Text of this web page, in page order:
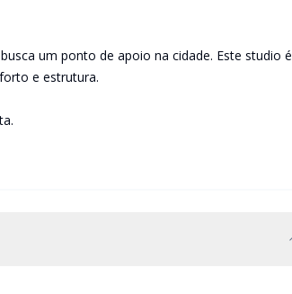
um ponto de apoio na cidade. Este studio é
e estrutura.